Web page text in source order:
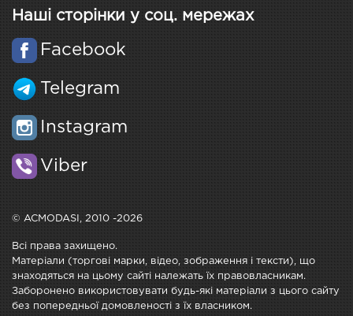
Наші сторінки у соц. мережах
Facebook
Telegram
Instagram
Viber
© ACMODASI, 2010 -2026
Всі права захищено.
Матеріали (торгові марки, відео, зображення і тексти), що
знаходяться на цьому сайті належать їх правовласникам.
Заборонено використовувати будь-які матеріали з цього сайту
без попередньої домовленості з їх власником.